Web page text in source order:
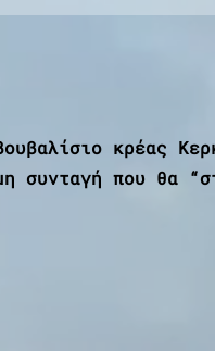
κρέας
συνταγή που θα